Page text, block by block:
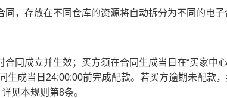
，存放在不同仓库的资源将自动拆分为不同的电
同成立并生效；买方须在合同生成当日在“买家中
生成当日24:00:00前完成配款。若买方逾期未配款
见本规则第8条。